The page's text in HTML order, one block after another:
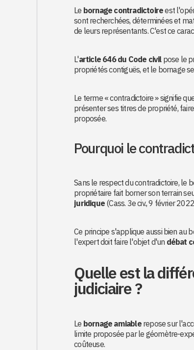
Le bornage contradictoireest
sont recherchées, déterminées et
de leurs représentants. C'est ce
L'article 646 du Code civilpose le
propriétés contiguës, et le bornage
Le terme « contradictoire » signifie
présenter ses titres de propriété,
proposée.
Pourquoi le
Sans le respect du contradictoire, le
propriétaire fait borner son terrain
juridique(Cass. 3e civ., 9 février
Ce principe s'applique aussi bien au
l'expert doit faire l'objet d'un débat
Quelle est la
judiciaire ?
Le bornage amiablerepose sur
limite proposée par le géomètre-
coûteuse.